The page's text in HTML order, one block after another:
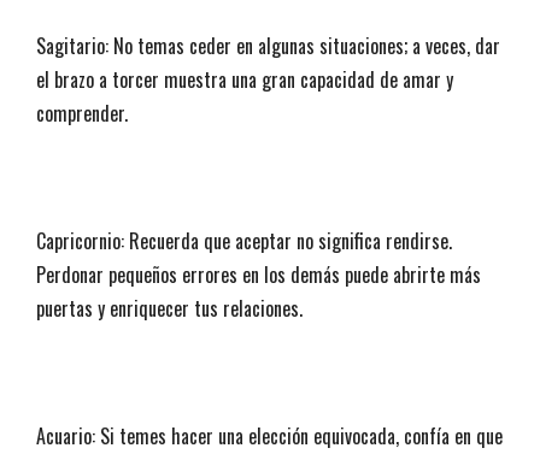
Sagitario: No temas ceder en algunas situaciones; a veces, dar
el brazo a torcer muestra una gran capacidad de amar y
comprender.
Capricornio: Recuerda que aceptar no significa rendirse.
Perdonar pequeños errores en los demás puede abrirte más
puertas y enriquecer tus relaciones.
Acuario: Si temes hacer una elección equivocada, confía en que